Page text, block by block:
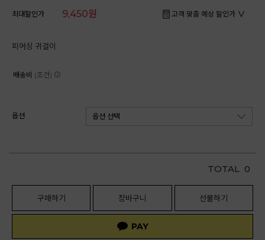
최대할인가 9,450원 고객 맞춤 예상 할인가
피어싱 귀걸이
배송비 (조건)
옵션
TOTAL 0
구매하기 장바구니 선물하기